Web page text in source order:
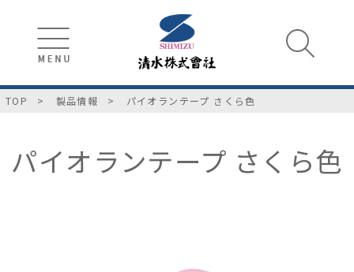
TOP 製品情報 パイオランテープ さくら色
パイオランテープ さくら色